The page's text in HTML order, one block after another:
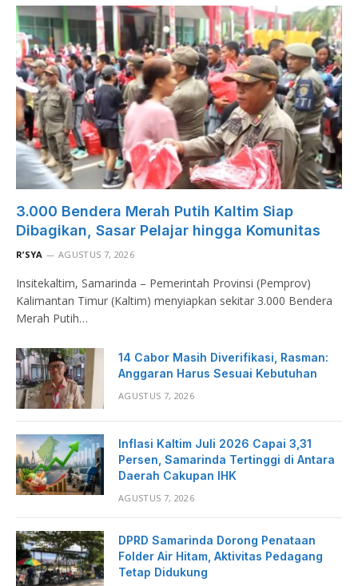
3.000 Bendera Merah Putih Kaltim Siap
Dibagikan, Sasar Pelajar hingga Komunitas
R’SYA AGUSTUS 7, 2026
Insitekaltim, Samarinda – Pemerintah Provinsi (Pemprov)
Kalimantan Timur (Kaltim) menyiapkan sekitar 3.000 Bendera
Merah Putih…
14 Cabor Masih Diverifikasi, Rasman:
Anggaran Harus Sesuai Kebutuhan
AGUSTUS 7, 2026
Inflasi Kaltim Juli 2026 Capai 3,31
Persen, Samarinda Tertinggi di Antara
Daerah Cakupan IHK
AGUSTUS 7, 2026
DPRD Samarinda Dorong Penataan
Folder Air Hitam, Aktivitas Pedagang
Tetap Didukung